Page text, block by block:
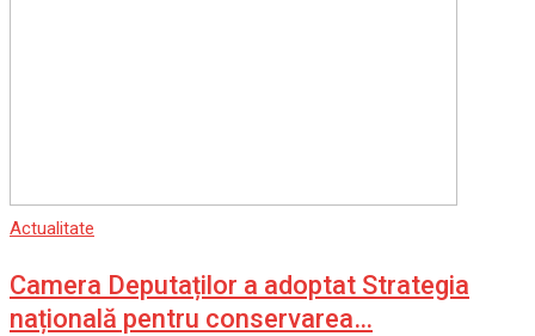
Actualitate
Camera Deputaților a adoptat Strategia
națională pentru conservarea…